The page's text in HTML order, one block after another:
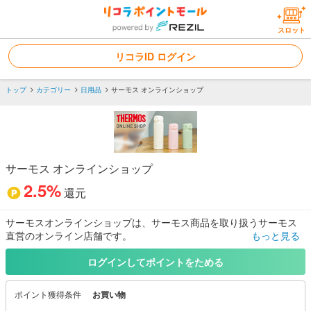
スロット
リコラID ログイン
トップ カテゴリー 日用品 サーモス オンラインショップ
サーモス オンラインショップ
2.5%還元
サーモスオンラインショップは、サーモス商品を取り扱うサーモス
直営のオンライン店舗です。
“ここでしか手に入らない”というスペシャルなショッピングをご提案
もっと見る
ログインしてポイントをためる
ポイント獲得条件 お買い物